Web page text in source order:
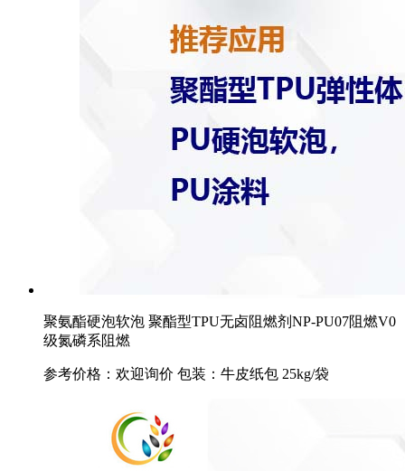
聚氨酯硬泡软泡 聚酯型TPU无卤阻燃剂NP-PU07阻燃V0
级氮磷系阻燃
参考价格：欢迎询价 包装：牛皮纸包 25kg/袋